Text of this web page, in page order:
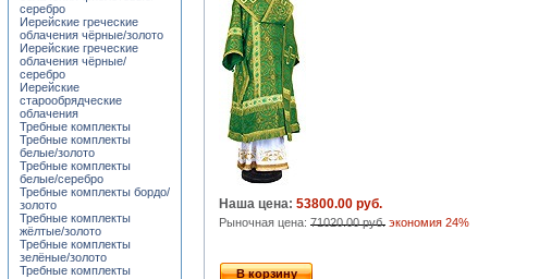
Наша цена: 53800.00 руб.
Рыночная цена: 71020.00 руб. экономия 24%
В корзину
серебро
Иерейские греческие
облачения чёрные/золото
Иерейские греческие
облачения чёрные/
серебро
Иерейские
старообрядческие
облачения
Требные комплекты
Требные комплекты
белые/золото
Требные комплекты
белые/серебро
Требные комплекты бордо/
золото
Требные комплекты
жёлтые/золото
Требные комплекты
зелёные/золото
Требные комплекты